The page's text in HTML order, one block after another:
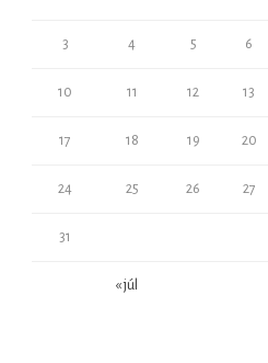
3 4 5 6
10 11 12 13
17 18 19 20
24 25 26 27
31
« júl